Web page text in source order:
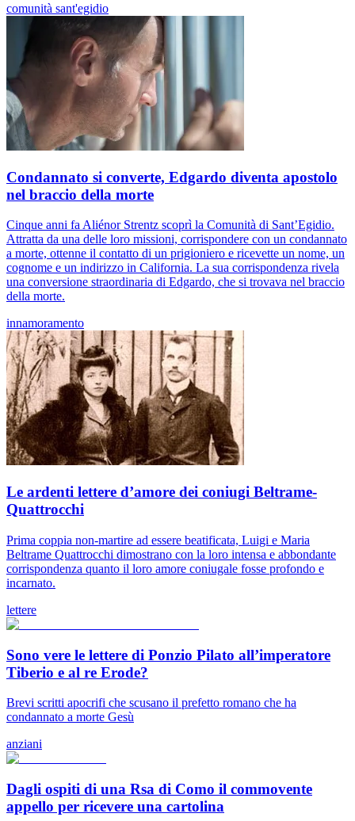
comunità sant'egidio
Condannato si converte, Edgardo diventa apostolo
nel braccio della morte
Cinque anni fa Aliénor Strentz scoprì la Comunità di Sant’Egidio.
Attratta da una delle loro missioni, corrispondere con un condannato
a morte, ottenne il contatto di un prigioniero e ricevette un nome, un
cognome e un indirizzo in California. La sua corrispondenza rivela
una conversione straordinaria di Edgardo, che si trovava nel braccio
della morte.
innamoramento
Le ardenti lettere d’amore dei coniugi Beltrame-
Quattrocchi
Prima coppia non-martire ad essere beatificata, Luigi e Maria
Beltrame Quattrocchi dimostrano con la loro intensa e abbondante
corrispondenza quanto il loro amore coniugale fosse profondo e
incarnato.
lettere
Sono vere le lettere di Ponzio Pilato all’imperatore
Tiberio e al re Erode?
Brevi scritti apocrifi che scusano il prefetto romano che ha
condannato a morte Gesù
anziani
Dagli ospiti di una Rsa di Como il commovente
appello per ricevere una cartolina